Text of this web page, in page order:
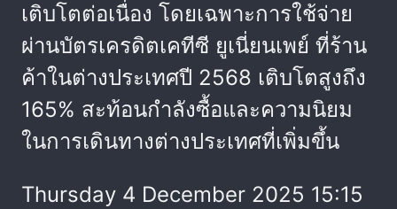
เติบโตต่อเนื่อง โดยเฉพาะการใช้จ่าย
ผ่านบัตรเครดิตเคทีซี ยูเนี่ยนเพย์ ที่ร้าน
ค้าในต่างประเทศปี 2568 เติบโตสูงถึง
165% สะท้อนกำลังซื้อและความนิยม
ในการเดินทางต่างประเทศที่เพิ่มขึ้น
Thursday 4 December 2025 15:15